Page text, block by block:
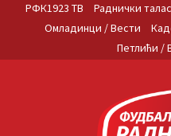
РФК1923 ТВ Раднички талас
Омладинци / Вести
Петлићи /